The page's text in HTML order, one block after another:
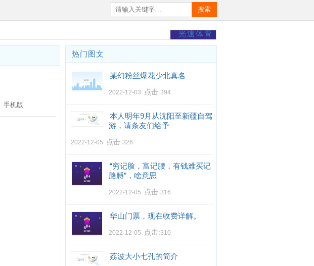
搜索
光速体育
手机版
热门图文
某幻粉丝爆花少北真名
2022-12-03 点击:394
本人明年9月从沈阳至新疆自驾
游，请条友们给予
2022-12-05 点击:326
“穷记脸，富记腰，有钱难买记
胳膊”，啥意思
2022-12-05 点击:316
华山门票，现在收费详解。
2022-12-05 点击:310
荔波大小七孔的简介